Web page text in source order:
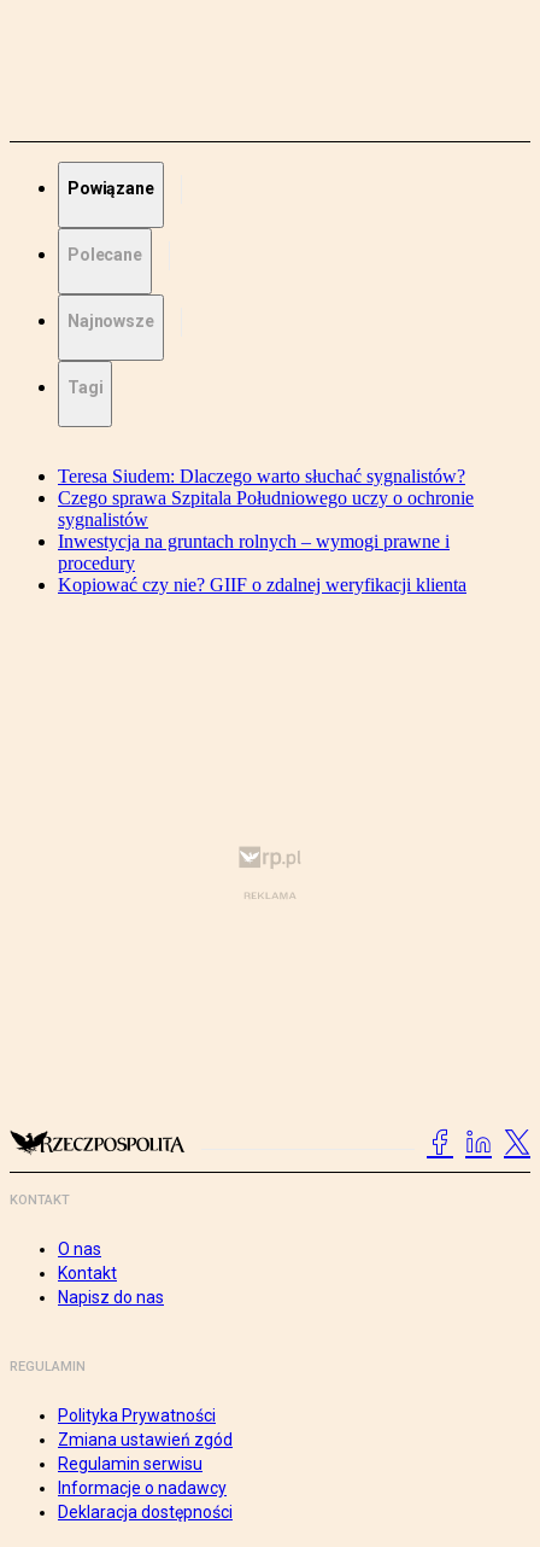
Powiązane
Polecane
Najnowsze
Tagi
Teresa Siudem: Dlaczego warto słuchać sygnalistów?
Czego sprawa Szpitala Południowego uczy o ochronie
sygnalistów
Inwestycja na gruntach rolnych – wymogi prawne i
procedury
Kopiować czy nie? GIIF o zdalnej weryfikacji klienta
KONTAKT
O nas
Kontakt
Napisz do nas
REGULAMIN
Polityka Prywatności
Zmiana ustawień zgód
Regulamin serwisu
Informacje o nadawcy
Deklaracja dostępności